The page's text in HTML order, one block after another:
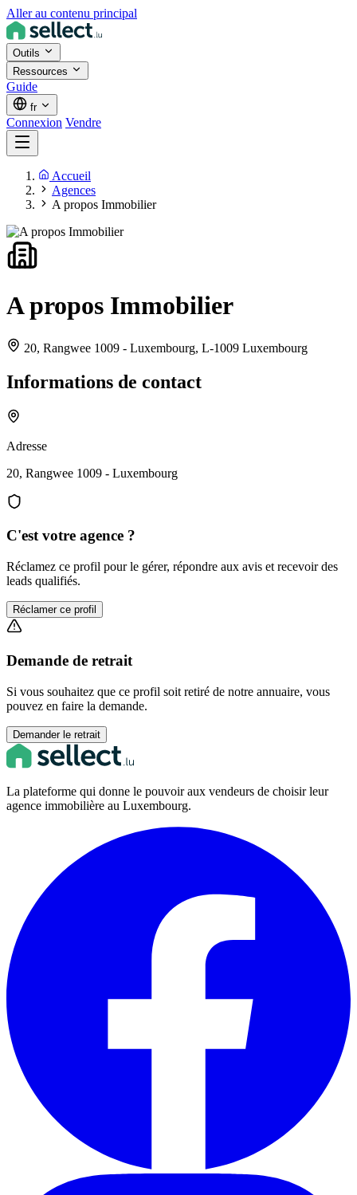
Aller au contenu principal
Outils
Ressources
Guide
fr
Connexion Vendre
Accueil
Agences
A propos Immobilier
A propos Immobilier
20, Rangwee 1009 - Luxembourg, L-1009 Luxembourg
Informations de contact
Adresse
20, Rangwee 1009 - Luxembourg
C'est votre agence ?
Réclamez ce profil pour le gérer, répondre aux avis et recevoir des
leads qualifiés.
Réclamer ce profil
Demande de retrait
Si vous souhaitez que ce profil soit retiré de notre annuaire, vous
pouvez en faire la demande.
Demander le retrait
La plateforme qui donne le pouvoir aux vendeurs de choisir leur
agence immobilière au Luxembourg.